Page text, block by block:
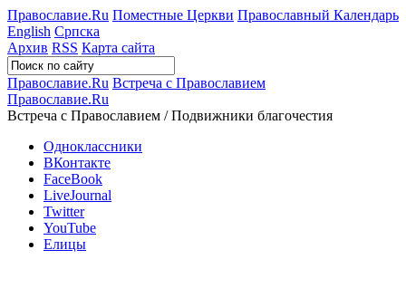
Православие.Ru Поместные Церкви Православный Календарь
English Српска
Архив RSS Карта сайта
Православие.Ru Встреча с Православием
Православие.Ru
Встреча с Православием / Подвижники благочестия
Одноклассники
ВКонтакте
FaceBook
LiveJournal
Twitter
YouTube
Елицы